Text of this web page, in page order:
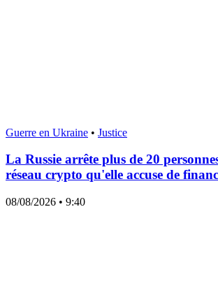
Guerre en Ukraine • Justice
La Russie arrête plus de 20
réseau crypto qu'elle accuse de
08/08/2026 • 9:40